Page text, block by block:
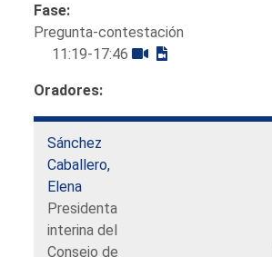
Fase:
Pregunta-contestación
11:19-17:46
Oradores:
Sánchez
Caballero,
Elena
Presidenta
interina del
Consejo de